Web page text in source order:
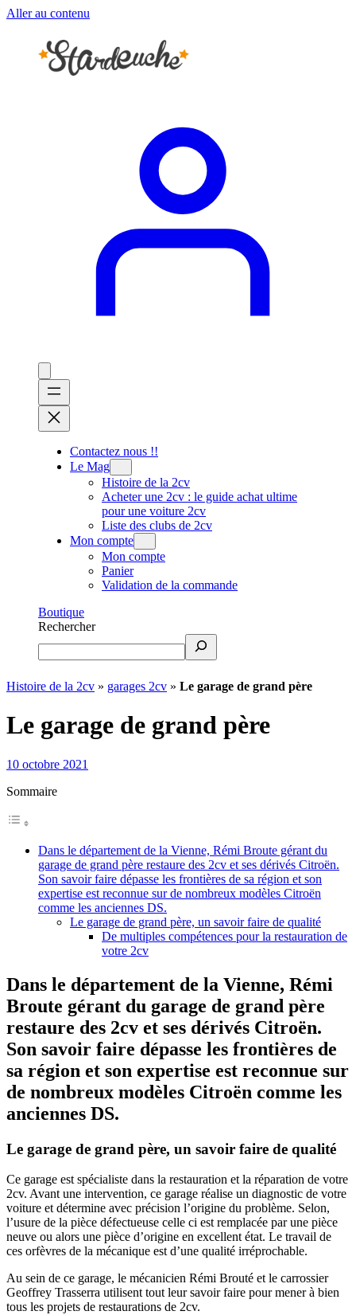
Aller au contenu
Contactez nous !!
Le Mag
Histoire de la 2cv
Acheter une 2cv : le guide achat ultime
pour une voiture 2cv
Liste des clubs de 2cv
Mon compte
Mon compte
Panier
Validation de la commande
Boutique
Rechercher
Histoire de la 2cv » garages 2cv » Le garage de grand père
Le garage de grand père
10 octobre 2021
Sommaire
Dans le département de la Vienne, Rémi Broute gérant du
garage de grand père restaure des 2cv et ses dérivés Citroën.
Son savoir faire dépasse les frontières de sa région et son
expertise est reconnue sur de nombreux modèles Citroën
comme les anciennes DS.
Le garage de grand père, un savoir faire de qualité
De multiples compétences pour la restauration de
votre 2cv
Dans le département de la Vienne, Rémi
Broute gérant du garage de grand père
restaure des 2cv et ses dérivés Citroën.
Son savoir faire dépasse les frontières de
sa région et son expertise est reconnue sur
de nombreux modèles Citroën comme les
anciennes DS.
Le garage de grand père, un savoir faire de qualité
Ce garage est spécialiste dans la restauration et la réparation de votre
2cv. Avant une intervention, ce garage réalise un diagnostic de votre
voiture et détermine avec précision l’origine du problème. Selon,
l’usure de la pièce défectueuse celle ci est remplacée par une pièce
neuve ou alors une pièce d’origine en excellent état. Le travail de
ces orfèvres de la mécanique est d’une qualité irréprochable.
Au sein de ce garage, le mécanicien Rémi Brouté et le carrossier
Geoffrey Trasserra utilisent tout leur savoir faire pour mener à bien
tous les projets de restaurations de 2cv.